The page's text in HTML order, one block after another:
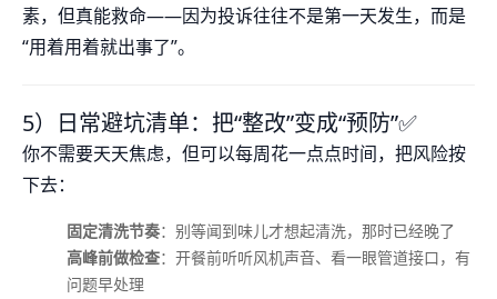
素，但真能救命——因为投诉往往不是第一天发生，而是
“用着用着就出事了”。
5）日常避坑清单：把“整改”变成“预防”✅
你不需要天天焦虑，但可以每周花一点点时间，把风险按
下去：
固定清洗节奏：别等闻到味儿才想起清洗，那时已经晚了
高峰前做检查：开餐前听听风机声音、看一眼管道接口，有
问题早处理